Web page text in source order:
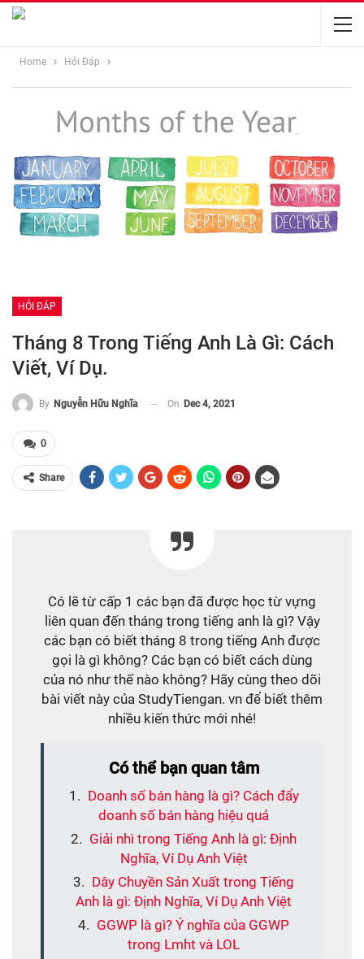
Home Hỏi Đáp
HỎI ĐÁP
Tháng 8 Trong Tiếng Anh Là Gì: Cách
Viết, Ví Dụ.
By Nguyễn Hữu Nghĩa On Dec 4, 2021
0
Share
Có lẽ từ cấp 1 các bạn đã được học từ vựng
liên quan đến tháng trong tiếng anh là gì? Vậy
các bạn có biết tháng 8 trong tiếng Anh được
gọi là gì không? Các bạn có biết cách dùng
của nó như thế nào không? Hãy cùng theo dõi
bài viết này của StudyTiengan. vn để biết thêm
nhiều kiến thức mới nhé!
Có thể bạn quan tâm
Doanh số bán hàng là gì? Cách đẩy
doanh số bán hàng hiệu quả
Giải nhì trong Tiếng Anh là gì: Định
Nghĩa, Ví Dụ Anh Việt
Dây Chuyền Sản Xuất trong Tiếng
Anh là gì: Định Nghĩa, Ví Dụ Anh Việt
GGWP là gì? Ý nghĩa của GGWP
trong Lmht và LOL